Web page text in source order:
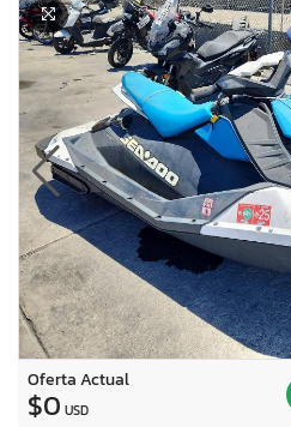
Oferta Actual
$0 USD